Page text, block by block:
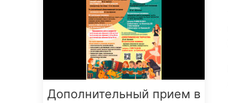
Дополнительный прием в